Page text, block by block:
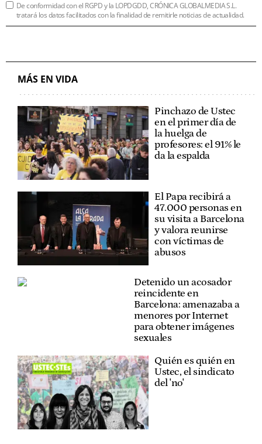
De conformidad con el RGPD y la LOPDGDD, CRÓNICA GLOBALMEDIA S.L.
tratará los datos facilitados con la finalidad de remitirle noticias de actualidad.
MÁS EN VIDA
Pinchazo de Ustec
en el primer día de
la huelga de
profesores: el 91% le
da la espalda
El Papa recibirá a
47.000 personas en
su visita a Barcelona
y valora reunirse
con víctimas de
abusos
Detenido un acosador
reincidente en
Barcelona: amenazaba a
menores por Internet
para obtener imágenes
sexuales
Quién es quién en
Ustec, el sindicato
del 'no'